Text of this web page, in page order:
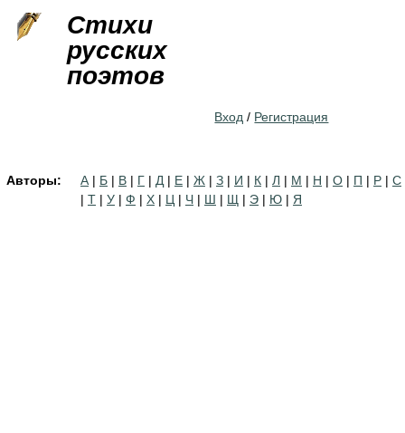
Стихи
русских
поэтов
Вход / Регистрация
Авторы: А | Б | В | Г | Д | Е | Ж | З | И | К | Л | М | Н | О | П | Р | С
| Т | У | Ф | Х | Ц | Ч | Ш | Щ | Э | Ю | Я